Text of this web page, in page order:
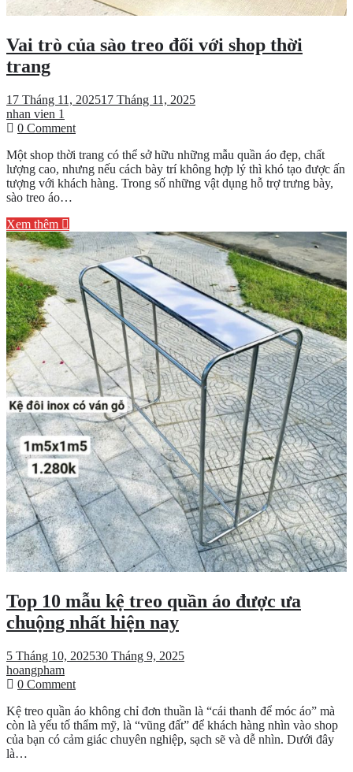
Vai trò của sào treo đối với shop thời
trang
17 Tháng 11, 202517 Tháng 11, 2025
nhan vien 1
0 Commenton
trò
của
sào
shop
thời
trang
Một shop thời trang có thể sở hữu những mẫu quần áo đẹp, chất
lượng cao, nhưng nếu cách bày trí không hợp lý thì khó tạo được ấn
tượng với khách hàng. Trong số những vật dụng hỗ trợ trưng bày,
sào treo áo…
Xem thêm
Top 10 mẫu kệ treo quần áo được ưa
chuộng nhất hiện nay
5 Tháng 10, 202530 Tháng 9, 2025
hoangpham
0 Commenton
10
mẫu
kệ
Kệ treo quần áo không chỉ đơn thuần là “cái thanh để móc áo” mà
còn là yếu tố thẩm mỹ, là “vũng đất” để khách hàng nhìn vào shop
của bạn có cảm giác chuyên nghiệp, sạch sẽ và dễ nhìn. Dưới đây
là…